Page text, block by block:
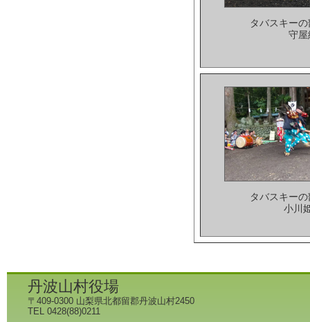
タバスキー
守屋
タバスキー
小川
丹波山村役場
〒409-0300 山梨県北都留郡丹波山村2450
TEL 0428(88)0211